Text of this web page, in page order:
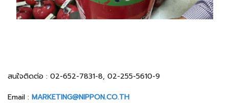
สนใจติดต่อ : 02-652-7831-8, 02-255-5610-9
Email : MARKETING@NIPPON.CO.TH